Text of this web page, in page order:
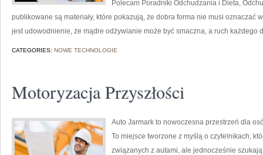
Polecam Poradniki Odchudzania i Dieta,
publikowane są materiały, które pokazują, że dobra forma nie musi oznaczać
jest udowodnienie, że mądre odżywianie może być smaczna, a ruch każdego
CATEGORIES: NOWE TECHNOLOGIE
Motoryzacja Przyszłości
Auto Jarmark to nowoczesna przestrzeń dla
To miejsce tworzone z myślą o czytelnikach,
związanych z autami, ale jednocześnie